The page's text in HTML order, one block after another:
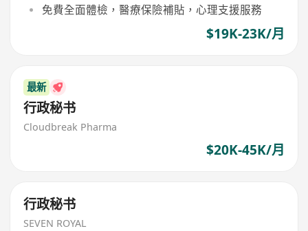
免費全面體檢，醫療保險補貼，心理支援服務
$19K-23K/月
最新
行政秘书
Cloudbreak Pharma
$20K-45K/月
行政秘书
SEVEN ROYAL